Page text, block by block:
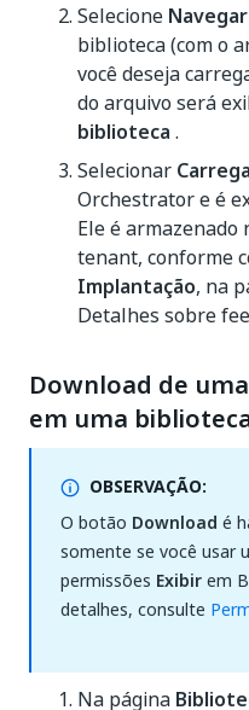
Selecione Navegar
biblioteca (com o
você deseja
do arquivo será
biblioteca .
Selecionar
Orchestrator e é
Ele é armazenado
tenant, conforme
Implantação, na
Detalhes sobre
Download de
em uma
OBSERVAÇÃO:
O botão Download é
somente se você usar
permissões Exibirem
detalhes, consulte
Na página